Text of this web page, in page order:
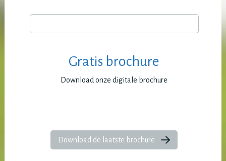
Gratis brochure
Download onze digitale brochure
Download de laatste brochure